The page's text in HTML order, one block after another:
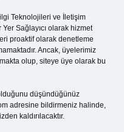
Teknolojileri ve İletişim
Sağlayıcı olarak hizmet
proaktif olarak denetleme
Ancak, üyelerimiz
olup, siteye üye olarak bu
düşündüğünüz
adresine bildirmeniz halinde,
kaldırılacaktır.